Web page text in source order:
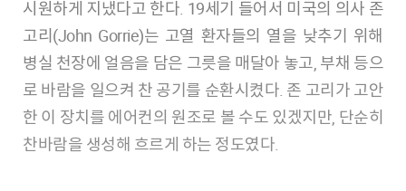
시원하게 지냈다고 한다. 19세기 들어서 미국의 의사 존
고리(John Gorrie)는 고열 환자들의 열을 낮추기 위해
병실 천장에 얼음을 담은 그릇을 매달아 놓고, 부채 등으
로 바람을 일으켜 찬 공기를 순환시켰다. 존 고리가 고안
한 이 장치를 에어컨의 원조로 볼 수도 있겠지만, 단순히
찬바람을 생성해 흐르게 하는 정도였다.